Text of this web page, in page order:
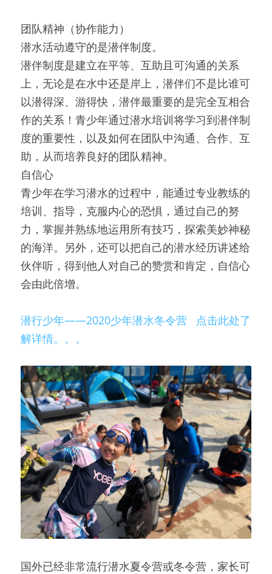
团队精神（协作能力）
潜水活动遵守的是潜伴制度。
潜伴制度是建立在平等、互助且可沟通的关系
上，无论是在水中还是岸上，潜伴们不是比谁可
以潜得深、游得快，潜伴最重要的是完全互相合
作的关系！青少年通过潜水培训将学习到潜伴制
度的重要性，以及如何在团队中沟通、合作、互
助，从而培养良好的团队精神。
自信心
青少年在学习潜水的过程中，能通过专业教练的
培训、指导，克服内心的恐惧，通过自己的努
力，掌握并熟练地运用所有技巧，探索美妙神秘
的海洋。另外，还可以把自己的潜水经历讲述给
伙伴听，得到他人对自己的赞赏和肯定，自信心
会由此倍增。
潜行少年——2020少年潜水冬令营   点击此处了
解详情。。。
国外已经非常流行潜水夏令营或冬令营，家长可